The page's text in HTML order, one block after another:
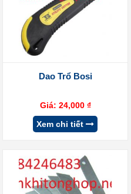
Dao Trổ Bosi
Giá: 24,000 ₫
Xem chi tiết